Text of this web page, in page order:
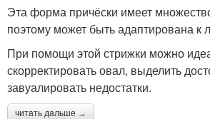
Эта форма причёски имеет
поэтому может быть адаптирована
При помощи этой стрижки можно
скорректировать овал, выделить
завуалировать недостатки.
читать дальше →